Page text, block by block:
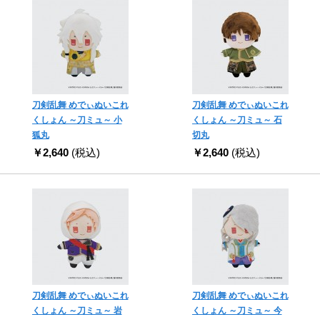
刀剣乱舞 めでぃぬいこれ
くしょん ～刀ミュ～ 小
狐丸
￥2,640 (税込)
刀剣乱舞 めでぃぬいこれ
くしょん ～刀ミュ～ 石
切丸
￥2,640 (税込)
刀剣乱舞 めでぃぬいこれ
くしょん ～刀ミュ～ 岩
刀剣乱舞 めでぃぬいこれ
くしょん ～刀ミュ～ 今